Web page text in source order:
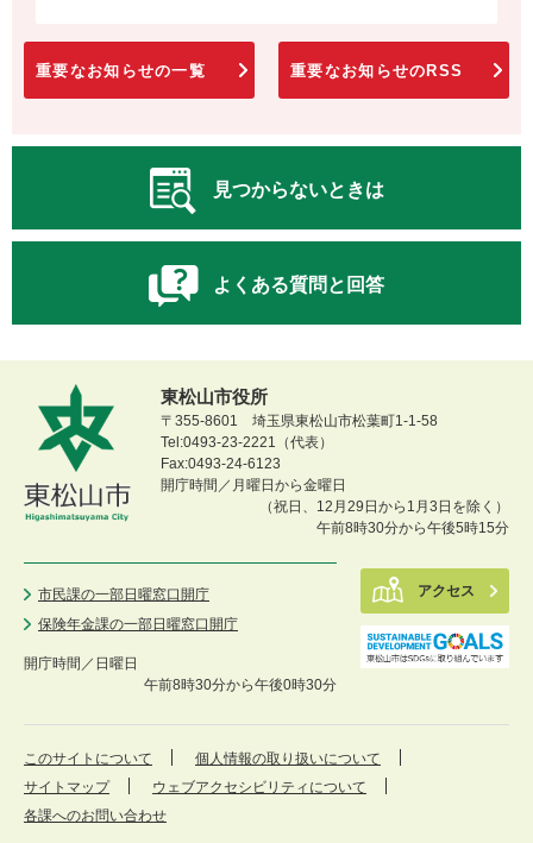
重要なお知らせの一覧 重要なお知らせのRSS
見つからないときは
よくある質問と回答
東松山市役所
〒355-8601 埼玉県東松山市松葉町1-1-58
Tel:0493-23-2221（代表）
Fax:0493-24-6123
開庁時間／月曜日から金曜日
（祝日、12月29日から1月3日を除く）
午前8時30分から午後5時15分
市民課の一部日曜窓口開庁
保険年金課の一部日曜窓口開庁
開庁時間／ 日曜日
午前8時30分から午後0時30分
アクセス
このサイトについて
個人情報の取り扱いについて
サイトマップ
ウェブアクセシビリティについて
各課へのお問い合わせ